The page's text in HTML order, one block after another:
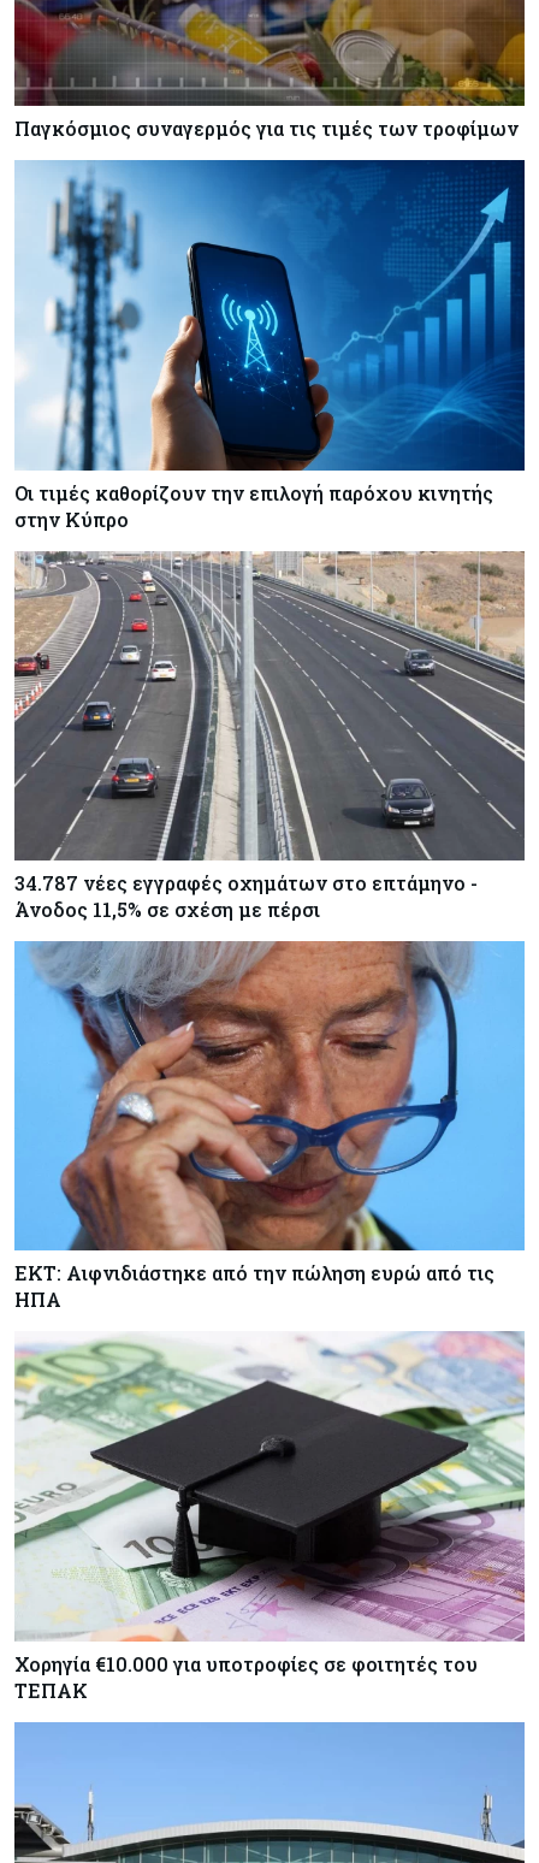
Πετρέλαιο: Πιάνει και πάλι τα 83 δολάρια το
Brent μετά το σχέδιο του Ιράν για τα Στενά του
Ορμούζ
Κόσμος 07-08-2026
Ευρωπαϊκή αυτοκινητοβιομηχανία: Αναζητά
σωσίβιο στην Κίνα
Κύπρος 07-08-2026
Πώς οι κυπριακές τράπεζες «τιμολογούν» τον
πόλεμο
Παγκόσμιος συναγερμός για τις τιμές των τροφίμων
Οι τιμές καθορίζουν την επιλογή παρόχου κινητής
στην Κύπρο
34.787 νέες εγγραφές οχημάτων στο επτάμηνο -
Άνοδος 11,5% σε σχέση με πέρσι
ΕΚΤ: Αιφνιδιάστηκε από την πώληση ευρώ από τις
ΗΠΑ
Χορηγία €10.000 για υποτροφίες σε φοιτητές του
ΤΕΠΑΚ